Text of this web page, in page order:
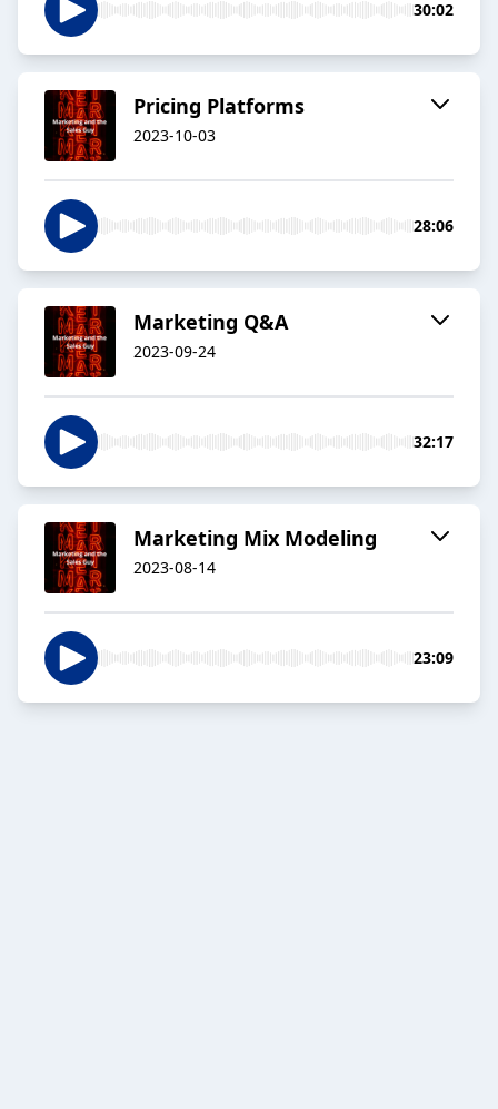
30:02
Pricing Platforms
2023-10-03
28:06
Marketing Q&A
2023-09-24
32:17
Marketing Mix Modeling
2023-08-14
23:09